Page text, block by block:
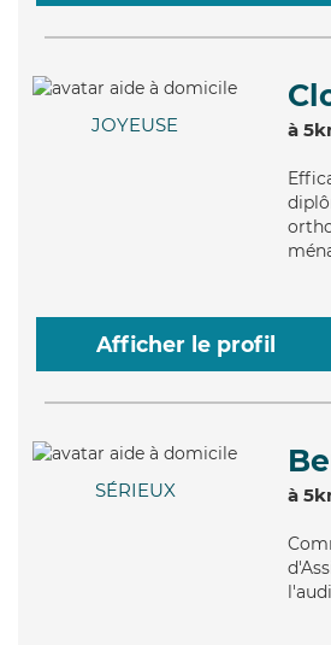
JOYEUSE à
Afficher le profil
SÉRIEUX à